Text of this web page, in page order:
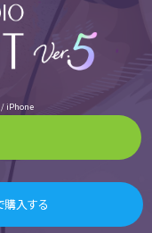
/ iPhone
購入する